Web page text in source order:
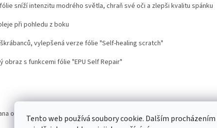
Tento web používá soubory cookie. Dalším
sníží intenzitu modrého světla, chraň své oči a zlepši kvalitu spánku
při pohledu z boku
vylepšená verze fólie "Self-healing scratch"
obraz s funkcemi fólie "EPU Self Repair"
osobních údajů Odstoupení od smlouvy Doprava Kontakt Proč